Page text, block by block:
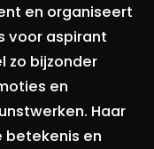
en organiseert
voor aspirant
zo bijzonder
en
Haar
betekenis en